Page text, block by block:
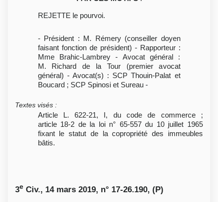
REJETTE le pourvoi.
- Président : M. Rémery (conseiller doyen
faisant fonction de président) - Rapporteur :
Mme Brahic-Lambrey - Avocat général :
M. Richard de la Tour (premier avocat
général) - Avocat(s) : SCP Thouin-Palat et
Boucard ; SCP Spinosi et Sureau -
Textes visés :
Article L. 622-21, I, du code de commerce ;
article 18-2 de la loi n° 65-557 du 10 juillet 1965
fixant le statut de la copropriété des immeubles
bâtis.
3e Civ., 14 mars 2019, n° 17-26.190, (P)